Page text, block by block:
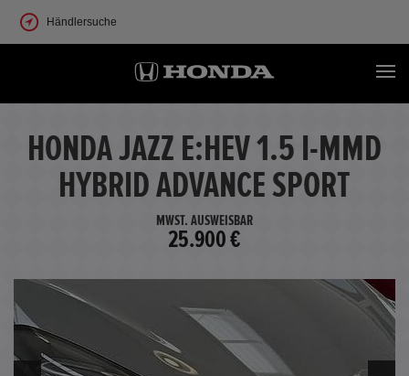
Händlersuche
HONDA JAZZ E:HEV 1.5 I-MMD
HYBRID ADVANCE SPORT
MWST. AUSWEISBAR
25.900 €